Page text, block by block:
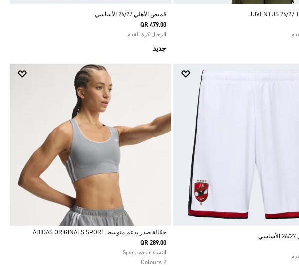
قميص الأهلي 26/27 الأساسي
QR 479.00
الرجال كرة القدم
جديد
Selected
حمّالة صدر بدعم متوسط ADIDAS ORIGINALS SPORT
QR 289.00
النساء Sportswear
2 Colours